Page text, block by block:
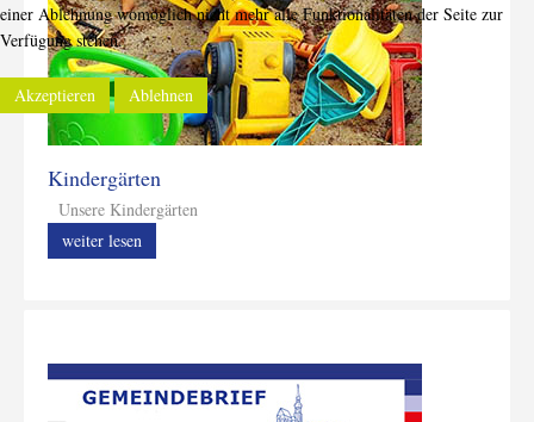
Kindergärten
Unsere Kindergärten
weiter lesen
einer Ablehnung womöglich nicht mehr alle Funktionalitäten der Seite zur
Verfügung stehen.
Akzeptieren Ablehnen